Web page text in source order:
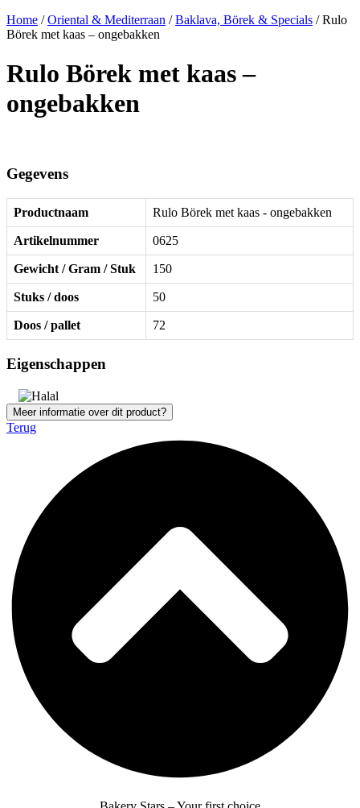
Home /Oriental & Mediterraan /Baklava, Börek & Specials / Rulo
Börek met kaas – ongebakken
Rulo Börek met kaas –
ongebakken
Gegevens
Productnaam Rulo Börek met kaas - ongebakken
Artikelnummer 0625
Gewicht / Gram / Stuk 150
Stuks / doos 50
Doos / pallet 72
Eigenschappen
Meer informatie over dit product?
Terug